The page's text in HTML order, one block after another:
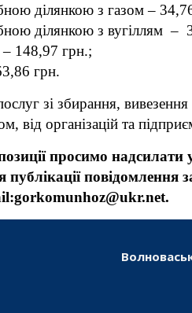
ділянкою з газом –
ділянкою з вугіллям –
– 148,97 грн.;
грн.
зі збирання,
від організацій та
просимо
публікації